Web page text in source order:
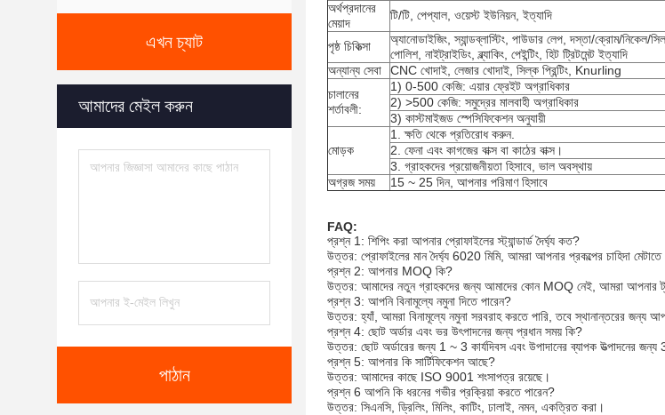
এখন চ্যাট
আমাদের মেইল করুন
পাঠান
অর্থপ্রদানের
মেয়াদ
টি/টি, পেপ্যাল, ওয়েস্ট ইউনিয়ন, ইত্যাদি
পৃষ্ঠ চিকিত্সা
অ্যানোডাইজিং, স্যান্ডব্লাস্টিং, পাউডার লেপ, দস্তা/ক্রোম/নিকেল/
পোলিশ, নাইট্রাইডিং, ব্ল্যাকিং, পেইন্টিং, হিট ট্রিটমেন্ট ইত্যাদি
অন্যান্য সেবা
CNC খোদাই, লেজার খোদাই, সিল্ক প্রিন্টিং, Knurling
চালানের
শর্তাবলী:
1) 0-500 কেজি: এয়ার ফ্রেইট অগ্রাধিকার
2) >500 কেজি: সমুদ্রের মালবাহী অগ্রাধিকার
3) কাস্টমাইজড স্পেসিফিকেশন অনুযায়ী
মোড়ক
1. ক্ষতি থেকে প্রতিরোধ করুন.
2. ফেনা এবং কাগজের বাক্স বা কাঠের বাক্স।
3. গ্রাহকদের প্রয়োজনীয়তা হিসাবে, ভাল অবস্থায়
অগ্রজ সময়
15 ~ 25 দিন, আপনার পরিমাণ হিসাবে
FAQ:
প্রশ্ন 1: শিপিং করা আপনার প্রোফাইলের স্ট্যান্ডার্ড দৈর্ঘ্য কত?
উত্তর: প্রোফাইলের মান দৈর্ঘ্য 6020 মিমি, আমরা আপনার প্রকল্পের চাহিদা মেটাতে
প্রশ্ন 2: আপনার MOQ কি?
উত্তর: আমাদের নতুন গ্রাহকদের জন্য আমাদের কোন MOQ নেই, আমরা আপনার
প্রশ্ন 3: আপনি বিনামূল্যে নমুনা দিতে পারেন?
উত্তর: হ্যাঁ, আমরা বিনামূল্যে নমুনা সরবরাহ করতে পারি, তবে স্থানান্তরের জন্য
প্রশ্ন 4: ছোট অর্ডার এবং ভর উৎপাদনের জন্য প্রধান সময় কি?
উত্তর: ছোট অর্ডারের জন্য 1 ~ 3 কার্যদিবস এবং উপাদানের ব্যাপক উত্পাদনের জন্য
প্রশ্ন 5: আপনার কি সার্টিফিকেশন আছে?
উত্তর: আমাদের কাছে ISO 9001 শংসাপত্র রয়েছে।
প্রশ্ন 6 আপনি কি ধরনের গভীর প্রক্রিয়া করতে পারেন?
উত্তর: সিএনসি, ড্রিলিং, মিলিং, কাটিং, ঢালাই, নমন, একত্রিত করা।